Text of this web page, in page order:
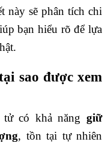
này sẽ phân tích chi
bạn hiểu rõ để lựa
sao được xem
có khả năng giữ
, tồn tại tự nhiên